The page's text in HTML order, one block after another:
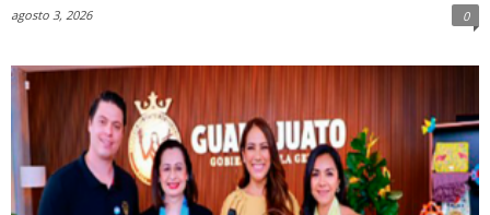
agosto 3, 2026 0